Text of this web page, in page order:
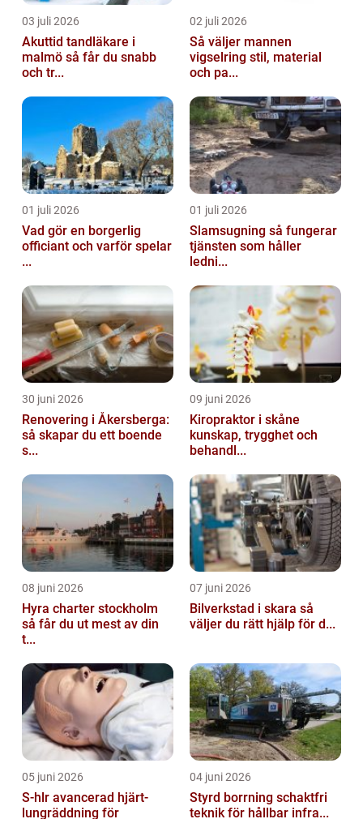
03 juli 2026
Akuttid tandläkare i
malmö så får du snabb
och tr...
02 juli 2026
Så väljer mannen
vigselring stil, material
och pa...
01 juli 2026
Vad gör en borgerlig
officiant och varför spelar
...
01 juli 2026
Slamsugning så fungerar
tjänsten som håller
ledni...
30 juni 2026
Renovering i Åkersberga:
så skapar du ett boende
s...
09 juni 2026
Kiropraktor i skåne
kunskap, trygghet och
behandl...
08 juni 2026
Hyra charter stockholm
så får du ut mest av din
t...
07 juni 2026
Bilverkstad i skara så
väljer du rätt hjälp för d...
05 juni 2026
S-hlr avancerad hjärt-
lungräddning för
04 juni 2026
Styrd borrning schaktfri
teknik för hållbar infra...